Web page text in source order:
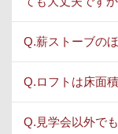
Q.薪ストーブの
Q.ロフトは床面
Q.見学会以外で